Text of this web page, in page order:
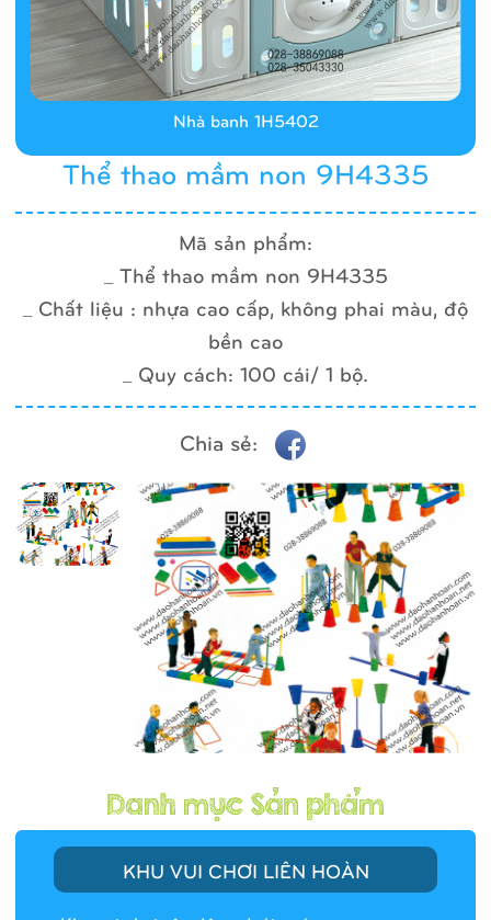
KHU VUI CHƠI LIÊN HOÀN
Thể thao mầm non 9H4335
Mã sản phẩm:
_ Thể thao mầm non 9H4335
_ Chất liệu : nhựa cao cấp, không phai màu, độ
bền cao
_ Quy cách: 100 cái/ 1 bộ.
Chia sẻ:
Nhà banh 1H5402